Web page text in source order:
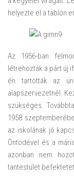
helyezte el a tablón
Az 1956-ban
létrehozták a párt új
én tartották az
alapszervezetnél.
szükséges.
1958
az iskolának jó
Öntödével és a
azonban nem
tantestület